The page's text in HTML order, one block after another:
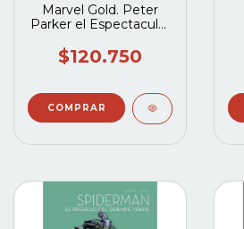
Marvel Gold. Peter
Parker el Espectacular
polvo!
$120.750